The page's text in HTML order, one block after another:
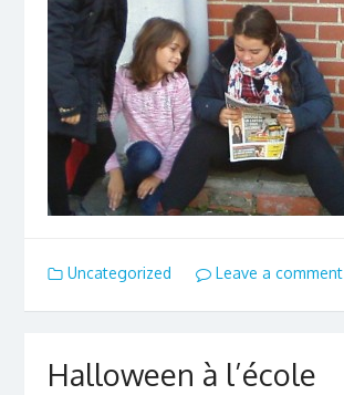
Uncategorized Leave a comment
Halloween à l’école